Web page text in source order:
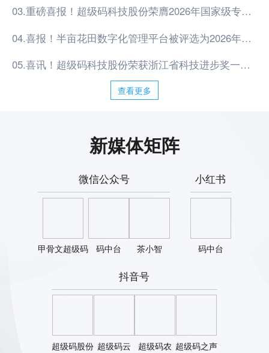
03.重磅喜报！超级码科技股份荣膺2026年国家级专精特新重点 “小巨人” 企业
04.喜报！半亩花田数字化管理平台被评选为2026年度“防伪溯源 传递信任 保护品牌”优秀案例！
05.喜讯！超级码科技股份荣获浙江省科技进步奖一等奖
查看更多
新媒体矩阵
微信公众号
甲骨文超级码 码中台 茶小智
小红书
码中台
抖音号
超级码股份 超级码云 超级码农 超级码之声